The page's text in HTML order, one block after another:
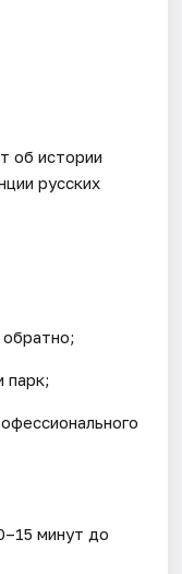
об истории
русских
парк;
минут до